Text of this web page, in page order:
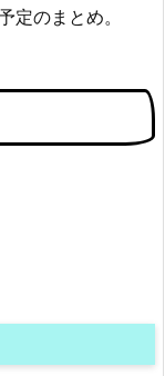
定のまとめ。